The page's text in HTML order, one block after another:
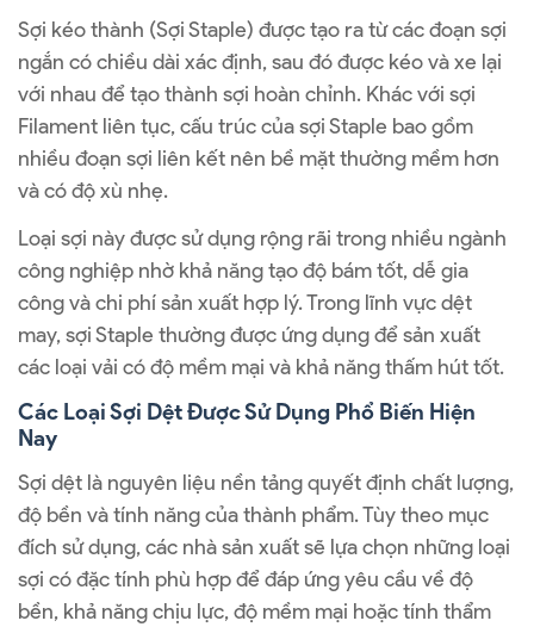
Sợi kéo thành (Sợi Staple) được tạo ra từ các đoạn sợi
ngắn có chiều dài xác định, sau đó được kéo và xe lại
với nhau để tạo thành sợi hoàn chỉnh. Khác với sợi
Filament liên tục, cấu trúc của sợi Staple bao gồm
nhiều đoạn sợi liên kết nên bề mặt thường mềm hơn
và có độ xù nhẹ.
Loại sợi này được sử dụng rộng rãi trong nhiều ngành
công nghiệp nhờ khả năng tạo độ bám tốt, dễ gia
công và chi phí sản xuất hợp lý. Trong lĩnh vực dệt
may, sợi Staple thường được ứng dụng để sản xuất
các loại vải có độ mềm mại và khả năng thấm hút tốt.
Các Loại Sợi Dệt Được Sử Dụng Phổ Biến Hiện
Nay
Sợi dệt là nguyên liệu nền tảng quyết định chất lượng,
độ bền và tính năng của thành phẩm. Tùy theo mục
đích sử dụng, các nhà sản xuất sẽ lựa chọn những loại
sợi có đặc tính phù hợp để đáp ứng yêu cầu về độ
bền, khả năng chịu lực, độ mềm mại hoặc tính thẩm